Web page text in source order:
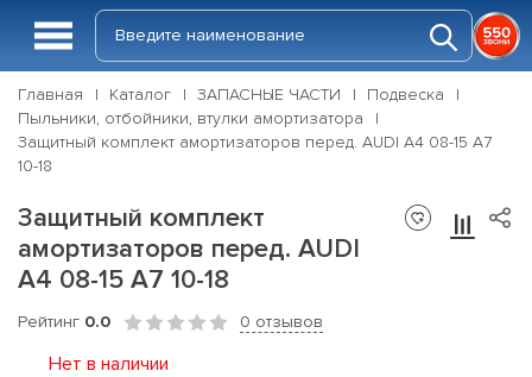
Главная Каталог ЗАПАСНЫЕ ЧАСТИ
Подвеска
Пыльники, отбойники, втулки амортизатора
Защитный комплект амортизаторов перед. AUDI A4 08-15 A7
10-18
Защитный комплект
амортизаторов перед. AUDI
A4 08-15 A7 10-18
Рейтинг 0.0 0 отзывов
Нет в наличии